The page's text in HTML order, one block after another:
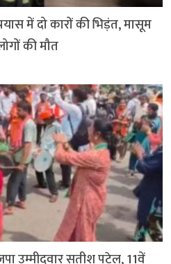
में दो कारों की भिड़ंत, मासूम
की मौत
उम्मीदवार सतीश पटेल, 11वें